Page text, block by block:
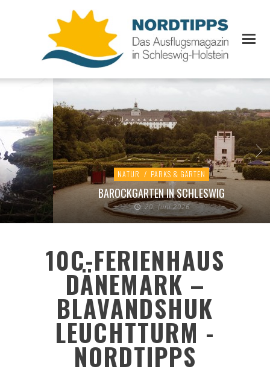
NATUR / PARKS & GÄRTEN
BAROCKGARTEN IN SCHLESWIG
20. Juni 2026
10C-FERIENHAUS
DÄNEMARK –
BLAVANDSHUK
LEUCHTTURM -
NORDTIPPS